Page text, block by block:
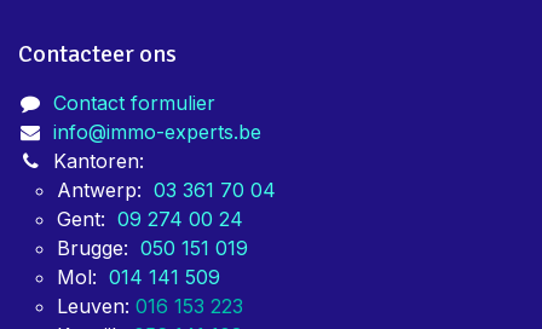
Contacteer ons
Contact formulier
info@immo-experts.be
Kantoren:
Antwerp: 03 361 70 04
Gent: 09 274 00 24
Brugge: 050 151 019
Mol: 014 141 509
Leuven: 016 153 223